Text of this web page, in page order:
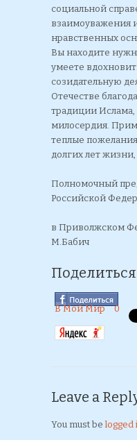
социальной
взаимоуважения
нравственных
Вы находите
умеете
созидательную
Отечестве
традиции
милосердия.
теплые
долгих лет
Полномочный
Российской
в Приволжском
М.Бабич
Поделиться
В Мой Мир 0
Leave a
You must be logged